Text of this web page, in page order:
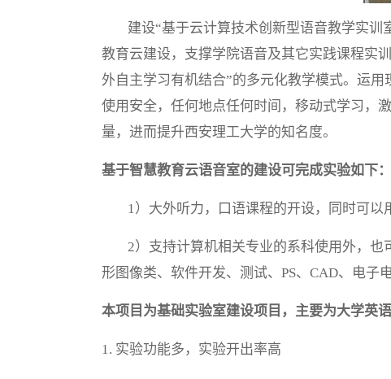
建设“基于云计算技术创新型语音教学实
教育云建设，支撑学院语音及其它实践课程实
外自主学习有机结合”的多元化教学模式。运
使用安全，任何地点任何时间，移动式学习，
量，进而提升西安理工大学的知名度。
基于智慧教育云语音室的建设可完成实验如下：
1）大外听力，口语课程的开设，同时可以
2）支持计算机相关专业的系科使用外，
形图像类、软件开发、测试、PS、CAD、电子
本项目为基础实验室建设项目，主要为大学英
1. 实验功能多，实验开出率高